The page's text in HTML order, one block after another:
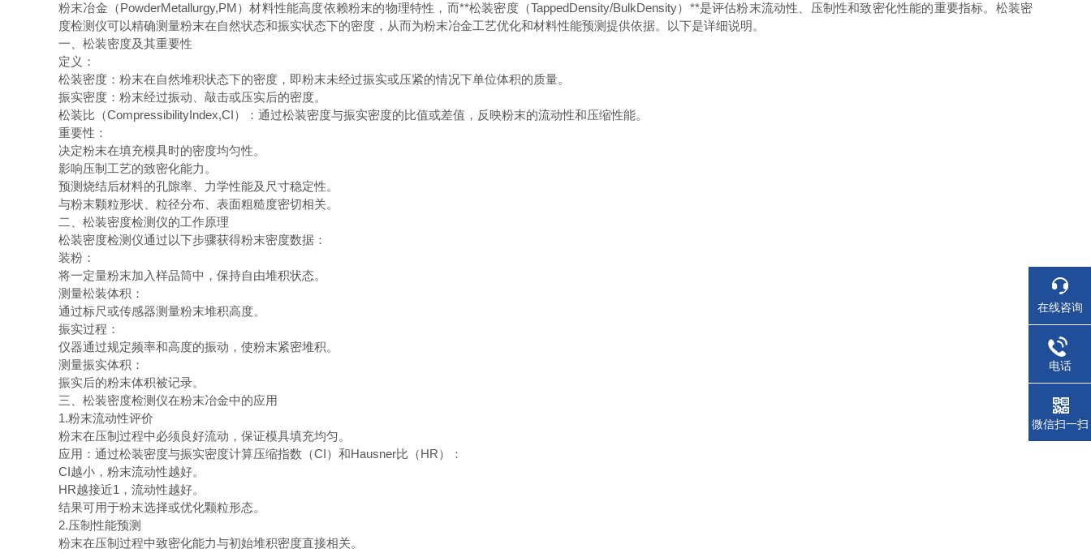
粉末冶金（PowderMetallurgy,PM）材料性能高度依赖粉末的物理特性，而**松装密度（TappedDensity/BulkDensity）**是评估粉末流动性、压制性和致密化性能的重要指标。松装密
度检测仪可以精确测量粉末在自然状态和振实状态下的密度，从而为粉末冶金工艺优化和材料性能预测提供依据。以下是详细说明。
一、松装密度及其重要性
定义：
松装密度：粉末在自然堆积状态下的密度，即粉末未经过振实或压紧的情况下单位体积的质量。
振实密度：粉末经过振动、敲击或压实后的密度。
松装比（CompressibilityIndex,CI）：通过松装密度与振实密度的比值或差值，反映粉末的流动性和压缩性能。
重要性：
决定粉末在填充模具时的密度均匀性。
影响压制工艺的致密化能力。
预测烧结后材料的孔隙率、力学性能及尺寸稳定性。
与粉末颗粒形状、粒径分布、表面粗糙度密切相关。
二、松装密度检测仪的工作原理
松装密度检测仪通过以下步骤获得粉末密度数据：
装粉：
将一定量粉末加入样品筒中，保持自由堆积状态。
测量松装体积：
通过标尺或传感器测量粉末堆积高度。
振实过程：
仪器通过规定频率和高度的振动，使粉末紧密堆积。
测量振实体积：
振实后的粉末体积被记录。
三、松装密度检测仪在粉末冶金中的应用
1.粉末流动性评价
粉末在压制过程中必须良好流动，保证模具填充均匀。
应用：通过松装密度与振实密度计算压缩指数（CI）和Hausner比（HR）：
CI越小，粉末流动性越好。
HR越接近1，流动性越好。
结果可用于粉末选择或优化颗粒形态。
2.压制性能预测
粉末在压制过程中致密化能力与初始堆积密度直接相关。
在线咨询
电话
微信扫一扫